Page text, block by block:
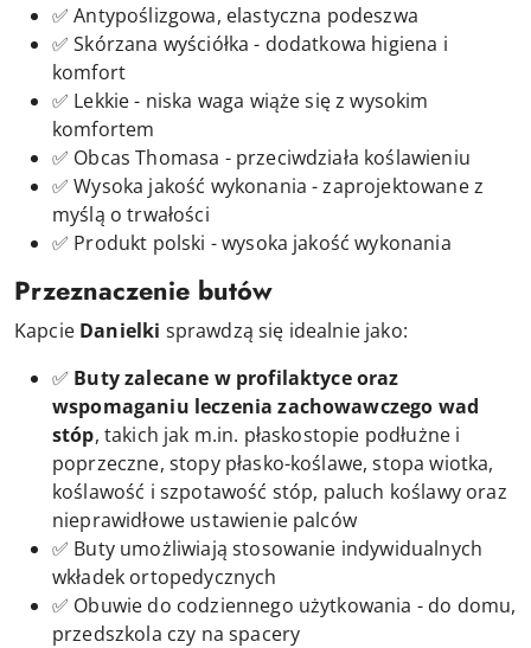
✅ Antypoślizgowa, elastyczna podeszwa
✅ Skórzana wyściółka - dodatkowa higiena i
komfort
✅ Lekkie - niska waga wiąże się z wysokim
komfortem
✅ Obcas Thomasa - przeciwdziała koślawieniu
✅ Wysoka jakość wykonania - zaprojektowane z
myślą o trwałości
✅ Produkt polski - wysoka jakość wykonania
Przeznaczenie butów
Kapcie Danielki sprawdzą się idealnie jako:
✅ Buty zalecane w profilaktyce oraz
wspomaganiu leczenia zachowawczego wad
stóp, takich jak m.in. płaskostopie podłużne i
poprzeczne, stopy płasko-koślawe, stopa wiotka,
koślawość i szpotawość stóp, paluch koślawy oraz
nieprawidłowe ustawienie palców
✅ Buty umożliwiają stosowanie indywidualnych
wkładek ortopedycznych
✅ Obuwie do codziennego użytkowania - do domu,
przedszkola czy na spacery